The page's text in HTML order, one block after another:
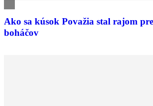
Ako sa kúsok Považia stal rajom
boháčov